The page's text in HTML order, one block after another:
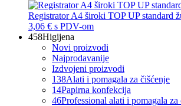
Registrator A4 široki TOP UP standard
3,06 € s PDV-om
458Higijena
Novi proizvodi
Najprodavanije
Izdvojeni proizvodi
138Alati i pomagala za čišćenje
14Papirna konfekcija
46Professional alati i pomagala za